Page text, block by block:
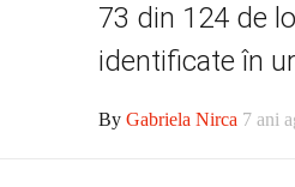
73 din 124 de
identificate în
By Gabriela Nirca 7 ani